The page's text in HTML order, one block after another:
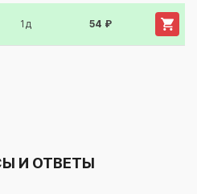
1д 54 ₽
И ОТВЕТЫ